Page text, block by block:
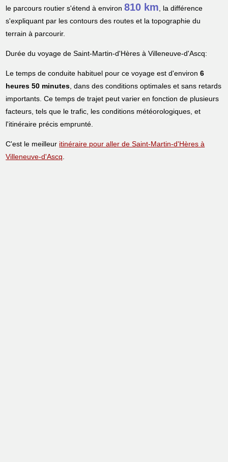
le parcours routier s'étend à environ810 km, la différence
s'expliquant par les contours des routes et la topographie du
terrain à parcourir.
Durée du voyage de Saint-Martin-d'Hères à Villeneuve-d'Ascq:
Le temps de conduite habituel pour ce voyage est d'environ6
heures 50 minutes, dans des conditions optimales et sans retards
importants. Ce temps de trajet peut varier en fonction de plusieurs
facteurs, tels que le trafic, les conditions météorologiques, et
l'itinéraire précis emprunté.
C'est le meilleur itinéraire pour aller de Saint-Martin-d'Hères à
Villeneuve-d'Ascq.